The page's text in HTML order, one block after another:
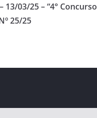
13/03/25 – “4°
25/25